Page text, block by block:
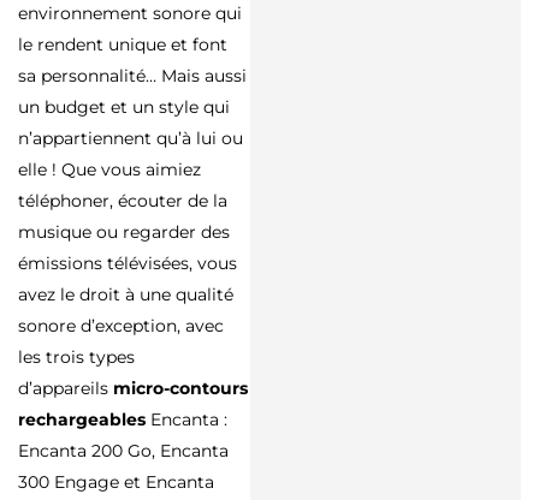
environnement sonore qui
le rendent unique et font
sa personnalité… Mais aussi
un budget et un style qui
n’appartiennent qu’à lui ou
elle ! Que vous aimiez
téléphoner, écouter de la
musique ou regarder des
émissions télévisées, vous
avez le droit à une qualité
sonore d’exception, avec
les trois types
d’appareils micro-contours
rechargeables Encanta :
Encanta 200 Go, Encanta
300 Engage et Encanta